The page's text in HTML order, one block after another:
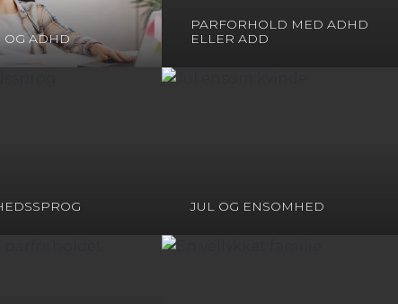
OG ADHD
PARFORHOLD MED ADHD
ELLER ADD
JUL OG ENSOMHED